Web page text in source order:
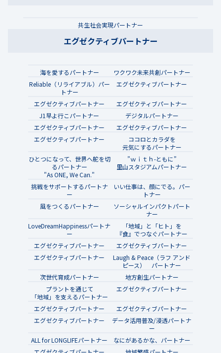
共生社会実現パートナー
エグゼクティブパートナー
海を愛するパートナー
ワクワク未来共創パートナー
Reliable（リライアブル）パー
トナー
エグゼクティブパートナー
エグゼクティブパートナー
エグゼクティブパートナー
J1早よ行こパートナー
デジタルパートナー
エグゼクティブパートナー
エグゼクティブパートナー
エグゼクティブパートナー
ココロとカラダを
元気にするパートナー
ひとつになって、世界へ舵を切
るパートナー
"As ONE, We Can."
”ｗｉｔｈ-ともに”
里山スタジアムパートナー
挑戦をサポートするパートナ
ー
いい仕事は、顔にでる。パー
トナー
風をつくるパートナー
ソーシャルインパクトパート
ナー
LoveDreamHappinessパートナ
ー
「地域」と「ヒト」を
『食』でつなぐパートナー
エグゼクティブパートナー
エグゼクティブパートナー
エグゼクティブパートナー
Laugh & Peace（ラフ アンド
ピース） パートナー
次世代育成パートナー
地方創生パートナー
プラントを通じて
「地域」を支えるパートナー
エグゼクティブパートナー
エグゼクティブパートナー
エグゼクティブパートナー
エグゼクティブパートナー
データ活用普及/浸透パートナ
ー
ALL for LONGLIFEパートナー
なにがあるかな、パートナー